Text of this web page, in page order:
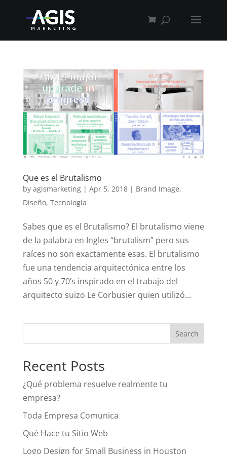
Que es el Brutalismo
by agismarketing| Apr 5, 2018| Brand Image,
Diseño, Tecnologia
Sabes que es el Brutalismo? El brutalismo viene
de la palabra en Ingles “brutalism” pero sus
raíces no son exactamente esas. El brutalismo
fue una tendencia arquitectónica entre los
años 50 y 70’s inspirado en el trabajo del
arquitecto suizo Le Corbusier quien utilizó...
Recent Posts
¿Qué problema resuelve realmente tu
empresa?
Toda Empresa Comunica
Qué Hace tu Sitio Web
Logo Design for Small Business in Houston